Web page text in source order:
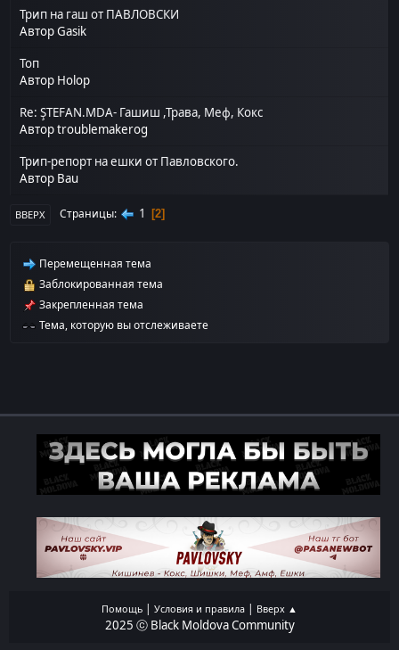
Трип на гаш от ПАВЛОВСКИ
АвторGasik
Топ
Автор Holop
Re: ŞTEFAN.MDA- Гашиш ,Трава, Меф, Кокс
Авторtroublemakerog
Трип-репорт на ешки от Павловского.
Автор Bau
ВВЕРХ Страницы 1 2
Перемещенная тема
Заблокированная тема
Закрепленная тема
Тема, которую вы отслеживаете
Помощь | Условия и правила | Вверх ▲
2025 ⓒ Black Moldova Community